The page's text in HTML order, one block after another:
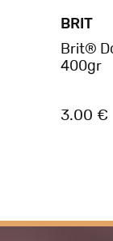
BRIT
Brit®
400gr
3.00 €